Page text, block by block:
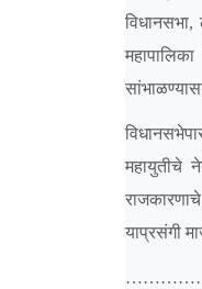
महायुतीचे
याप्रसंगी